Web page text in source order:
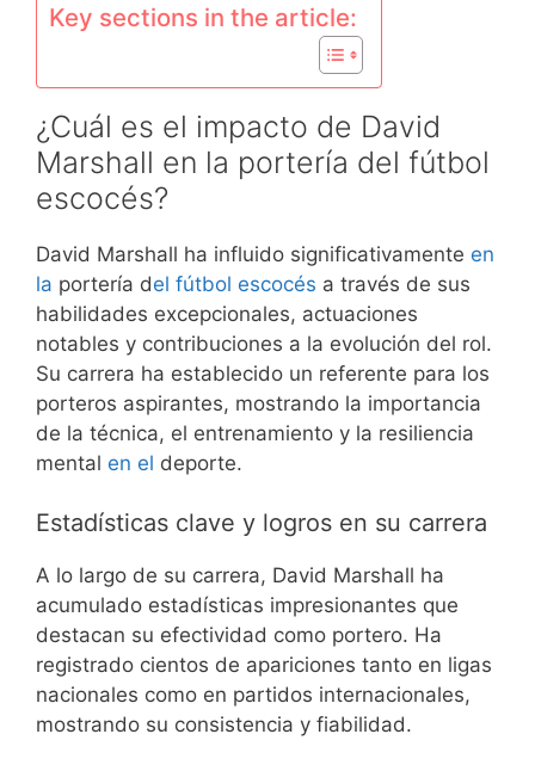
Key sections in the article:
¿Cuál es el impacto de David
Marshall en la portería del fútbol
escocés?
David Marshall ha influido significativamente en
la portería del fútbol escocés a través de sus
habilidades excepcionales, actuaciones
notables y contribuciones a la evolución del rol.
Su carrera ha establecido un referente para los
porteros aspirantes, mostrando la importancia
de la técnica, el entrenamiento y la resiliencia
mental en el deporte.
Estadísticas clave y logros en su carrera
A lo largo de su carrera, David Marshall ha
acumulado estadísticas impresionantes que
destacan su efectividad como portero. Ha
registrado cientos de apariciones tanto en ligas
nacionales como en partidos internacionales,
mostrando su consistencia y fiabilidad.